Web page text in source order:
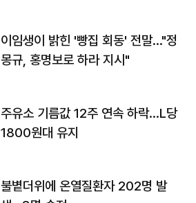
이임생이 밝힌 '빵집 회동' 전말…"정
몽규, 홍명보로 하라 지시"
주유소 기름값 12주 연속 하락…L당
1800원대 유지
불볕더위에 온열질환자 202명 발